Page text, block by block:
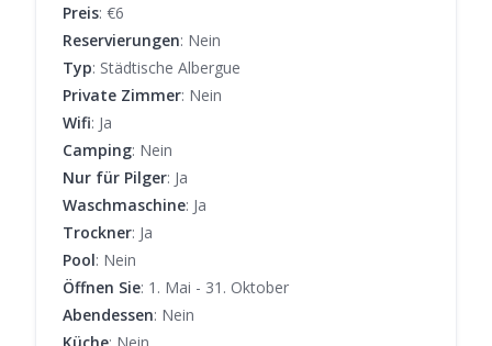
Preis: €6
Reservierungen: Nein
Typ: Städtische Albergue
Private Zimmer: Nein
Wifi: Ja
Camping: Nein
Nur für Pilger: Ja
Waschmaschine: Ja
Trockner: Ja
Pool: Nein
Öffnen Sie: 1. Mai - 31. Oktober
Abendessen: Nein